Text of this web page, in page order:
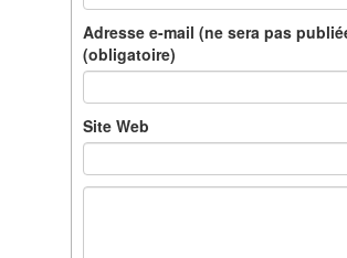
Adresse e-mail (ne sera pas
(obligatoire)
Site Web